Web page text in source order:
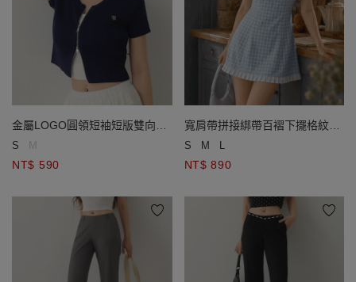
金屬LOGO圓領短袖短版雙向拉
鍊開襟針織衫
S M
NT$ 590
寬肩帶拼接綁帶百褶下擺格紋背
心短洋裝
S M L
NT$ 890